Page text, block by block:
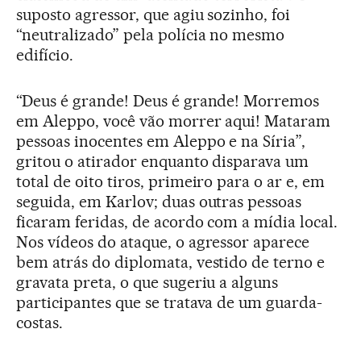
suposto agressor, que agiu sozinho, foi
“neutralizado” pela polícia no mesmo
edifício.
“Deus é grande! Deus é grande! Morremos
em Aleppo, você vão morrer aqui! Mataram
pessoas inocentes em Aleppo e na Síria”,
gritou o atirador enquanto disparava um
total de oito tiros, primeiro para o ar e, em
seguida, em Karlov; duas outras pessoas
ficaram feridas, de acordo com a mídia local.
Nos vídeos do ataque, o agressor aparece
bem atrás do diplomata, vestido de terno e
gravata preta, o que sugeriu a alguns
participantes que se tratava de um guarda-
costas.